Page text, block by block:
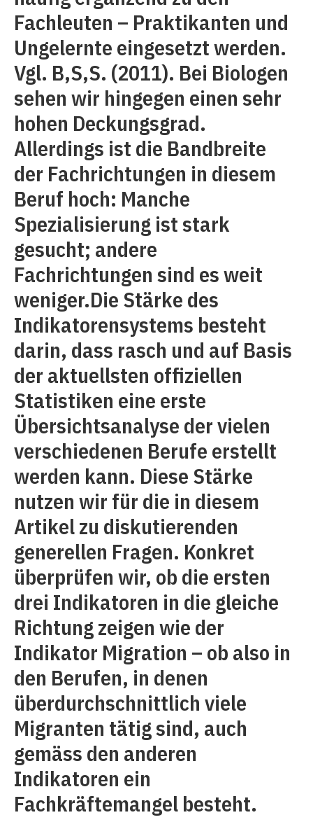
Fachleuten – Praktikanten und
Ungelernte eingesetzt werden.
Vgl. B,S,S. (2011). Bei Biologen
sehen wir hingegen einen sehr
hohen Deckungsgrad.
Allerdings ist die Bandbreite
der Fachrichtungen in diesem
Beruf hoch: Manche
Spezialisierung ist stark
gesucht; andere
Fachrichtungen sind es weit
weniger.Die Stärke des
Indikatorensystems besteht
darin, dass rasch und auf Basis
der aktuellsten offiziellen
Statistiken eine erste
Übersichtsanalyse der vielen
verschiedenen Berufe erstellt
werden kann. Diese Stärke
nutzen wir für die in diesem
Artikel zu diskutierenden
generellen Fragen. Konkret
überprüfen wir, ob die ersten
drei Indikatoren in die gleiche
Richtung zeigen wie der
Indikator Migration – ob also in
den Berufen, in denen
überdurchschnittlich viele
Migranten tätig sind, auch
gemäss den anderen
Indikatoren ein
Fachkräftemangel besteht.